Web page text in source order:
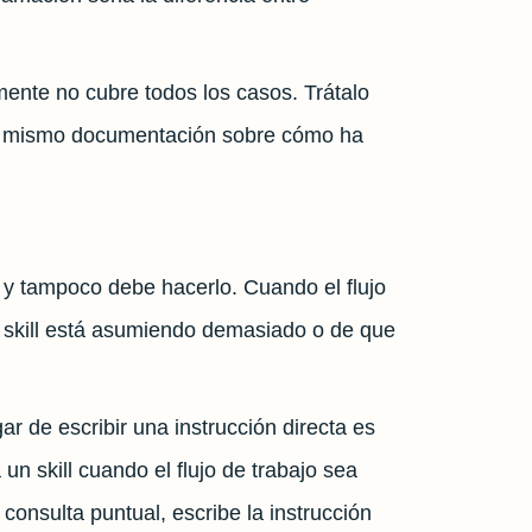
no cubre todos los casos. Trátalo
documentación sobre cómo ha
tampoco debe hacerlo. Cuando el flujo
está asumiendo demasiado o de que
de escribir una instrucción directa es
skill cuando el flujo de trabajo sea
puntual, escribe la instrucción